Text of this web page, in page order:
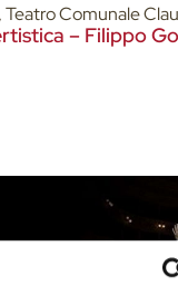
Comunale
– Filippo